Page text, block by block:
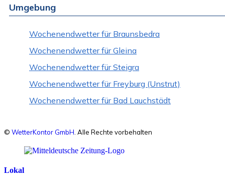
Umgebung
Wochenendwetter für Braunsbedra
Wochenendwetter für Gleina
Wochenendwetter für Steigra
Wochenendwetter für Freyburg (Unstrut)
Wochenendwetter für Bad Lauchstädt
© WetterKontor GmbH . Alle Rechte vorbehalten
Lokal